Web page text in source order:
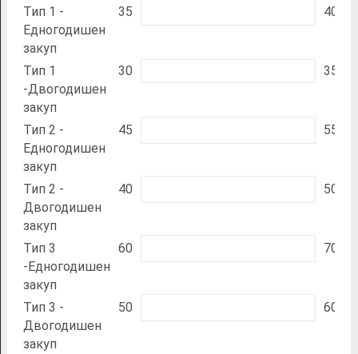
Тип 1 -
Едногодишен
закуп
35 40
Тип 1
-Двогодишен
закуп
30 35
Тип 2 -
Едногодишен
закуп
45 55
Тип 2 -
Двогодишен
закуп
40 50
Тип 3
-Едногодишен
закуп
60 70
Тип 3 -
Двогодишен
закуп
50 60